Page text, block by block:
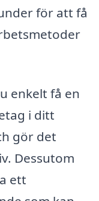
för att få
enkelt få en
i ditt
gör det
Dessutom
ett